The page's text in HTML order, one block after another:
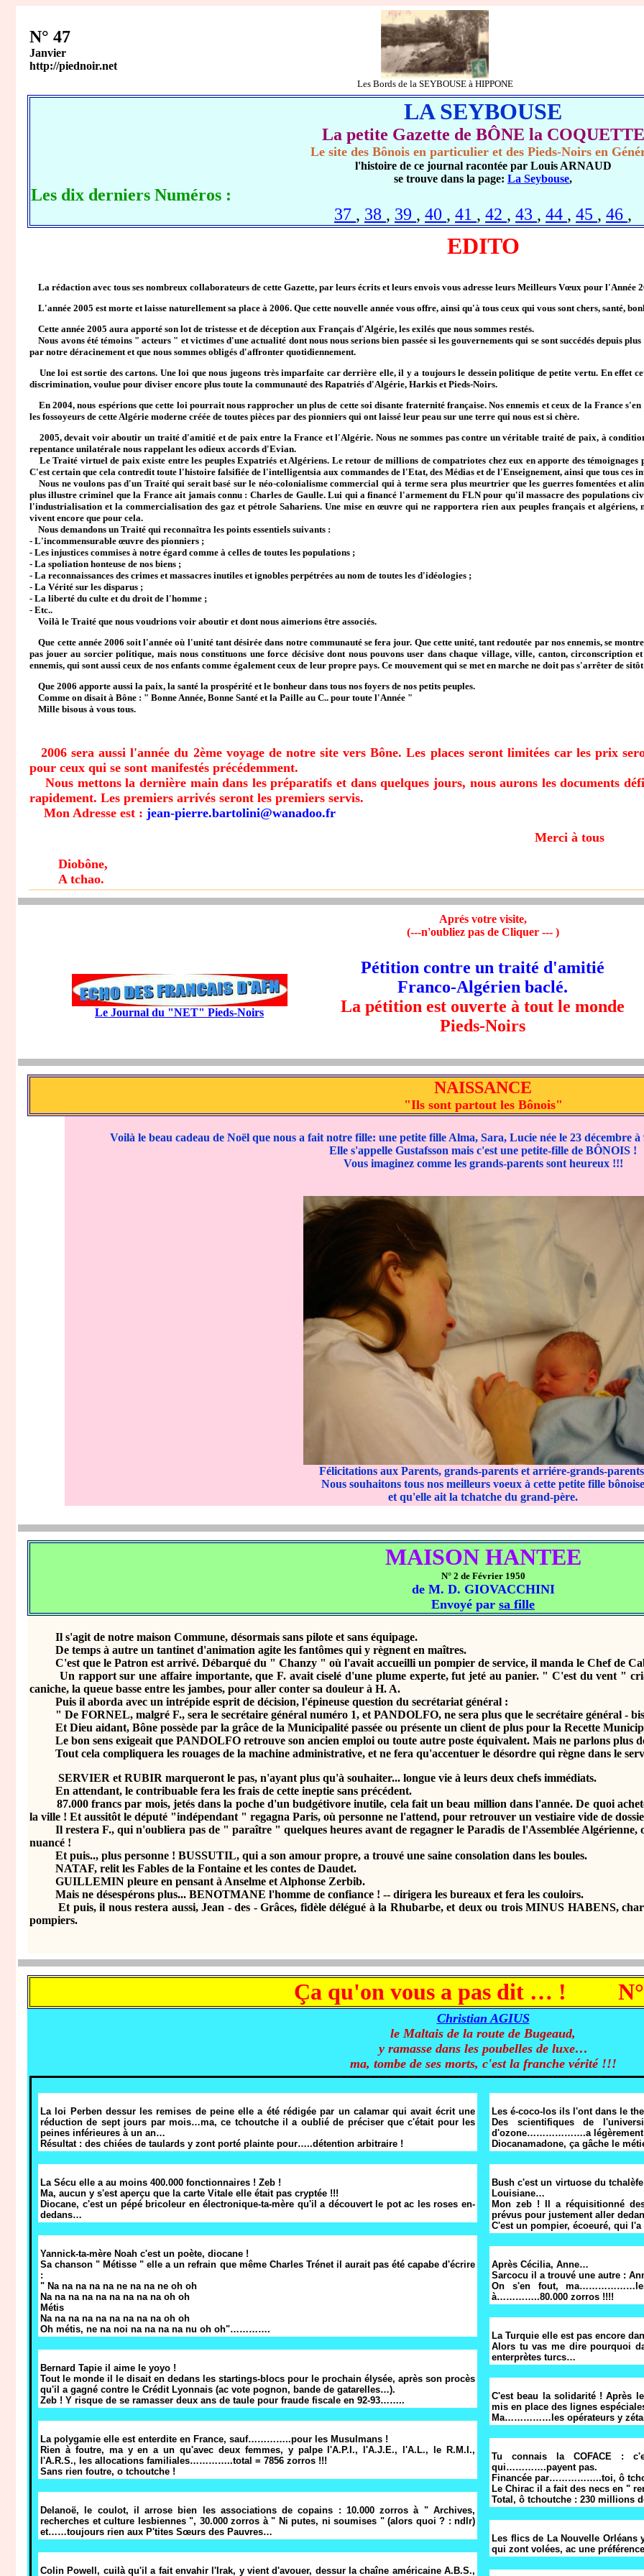
N° 47
Janvier
http://piednoir.net
Les Bords de la SEYBOUSE à HIPPONE
LA SEYBOUSE
La petite Gazette de BÔNE la COQUETTE
Le site des Bônois en particulier et des Pieds-Noirs en
l'histoire de ce journal racontée par Louis ARNAUD
se trouve dans la page: La Seybouse,
Les dix derniers Numéros :
37 , 38 , 39 , 40 , 41 , 42 , 43 , 44 , 45 , 46 ,
EDITO
La rédaction avec tous ses nombreux collaborateurs de cette Gazette, par leurs écrits et leurs envois vous adresse leurs Meilleurs Vœux pour l'Année
L'année 2005 est morte et laisse naturellement sa place à 2006. Que cette nouvelle année vous offre, ainsi qu'à tous ceux qui vous sont chers, santé,
Cette année 2005 aura apporté son lot de tristesse et de déception aux Français d'Algérie, les exilés que nous sommes restés.
Nous avons été témoins " acteurs " et victimes d'une actualité dont nous nous serions bien passée si les gouvernements qui se sont succédés depuis
par notre déracinement et que nous sommes obligés d'affronter quotidiennement.
Une loi est sortie des cartons. Une loi que nous jugeons très imparfaite car derrière elle, il y a toujours le dessein politique de petite vertu. En effet
discrimination, voulue pour diviser encore plus toute la communauté des Rapatriés d'Algérie, Harkis et Pieds-Noirs.
En 2004, nous espérions que cette loi pourrait nous rapprocher un plus de cette soi disante fraternité française. Nos ennemis et ceux de la France
les fossoyeurs de cette Algérie moderne créée de toutes pièces par des pionniers qui ont laissé leur peau sur une terre qui nous est si chère.
2005, devait voir aboutir un traité d'amitié et de paix entre la France et l'Algérie. Nous ne sommes pas contre un véritable traité de paix, à
repentance unilatérale nous rappelant les odieux accords d'Evian.
Le Traité virtuel de paix existe entre les peuples Expatriés et Algériens. Le retour de millions de compatriotes chez eux en apporte des témoignages
C'est certain que cela contredit toute l'histoire falsifiée de l'intelligentsia aux commandes de l'Etat, des Médias et de l'Enseignement, ainsi que tous ces
Nous ne voulons pas d'un Traité qui serait basé sur le néo-colonialisme commercial qui à terme sera plus meurtrier que les guerres fomentées et
plus illustre criminel que la France ait jamais connu : Charles de Gaulle. Lui qui a financé l'armement du FLN pour qu'il massacre des populations
l'industrialisation et la commercialisation des gaz et pétrole Sahariens. Une mise en œuvre qui ne rapportera rien aux peuples français et algériens,
vivent encore que pour cela.
Nous demandons un Traité qui reconnaîtra les points essentiels suivants :
- L'incommensurable œuvre des pionniers ;
- Les injustices commises à notre égard comme à celles de toutes les populations ;
- La spoliation honteuse de nos biens ;
- La reconnaissances des crimes et massacres inutiles et ignobles perpétrées au nom de toutes les d'idéologies ;
- La Vérité sur les disparus ;
- La liberté du culte et du droit de l'homme ;
- Etc..
Voilà le Traité que nous voudrions voir aboutir et dont nous aimerions être associés.
Que cette année 2006 soit l'année où l'unité tant désirée dans notre communauté se fera jour. Que cette unité, tant redoutée par nos ennemis, se
pas jouer au sorcier politique, mais nous constituons une force décisive dont nous pouvons user dans chaque village, ville, canton, circonscription
ennemis, qui sont aussi ceux de nos enfants comme également ceux de leur propre pays. Ce mouvement qui se met en marche ne doit pas s'arrêter de
Que 2006 apporte aussi la paix, la santé la prospérité et le bonheur dans tous nos foyers de nos petits peuples.
Comme on disait à Bône : " Bonne Année, Bonne Santé et la Paille au C.. pour toute l'Année "
Mille bisous à vous tous.
2006 sera aussi l'année du 2ème voyage de notre site vers Bône. Les places seront limitées car les prix
pour ceux qui se sont manifestés précédemment.
Nous mettons la dernière main dans les préparatifs et dans quelques jours, nous aurons les documents
rapidement. Les premiers arrivés seront les premiers servis.
Mon Adresse est : jean-pierre.bartolini@wanadoo.fr
Merci à
Diobône,
A tchao.
Aprés votre visite,
(---n'oubliez pas de Cliquer --- )
Le Journal du "NET" Pieds-Noirs
Pétition contre un traité d'amitié
Franco-Algérien baclé.
La pétition est ouverte à tout le monde
Pieds-Noirs
NAISSANCE
"Ils sont partout les Bônois"
Voilà le beau cadeau de Noël que nous a fait notre fille: une petite fille Alma, Sara, Lucie née le 23 décembre
Elle s'appelle Gustafsson mais c'est une petite-fille de BÔNOIS !
Vous imaginez comme les grands-parents sont heureux !!!
Félicitations aux Parents, grands-parents et arriére-grands-
Nous souhaitons tous nos meilleurs voeux à cette petite fille bônoise
et qu'elle ait la tchatche du grand-père.
MAISON HANTEE
N° 2 de Février 1950
de M. D. GIOVACCHINI
Envoyé par sa fille
Il s'agit de notre maison Commune, désormais sans pilote et sans équipage.
De temps à autre un tantinet d'animation agite les fantômes qui y règnent en maîtres.
C'est que le Patron est arrivé. Débarqué du " Chanzy " où l'avait accueilli un pompier de service, il manda le Chef de
Un rapport sur une affaire importante, que F. avait ciselé d'une plume experte, fut jeté au panier. " C'est du vent "
caniche, la queue basse entre les jambes, pour aller conter sa douleur à H. A.
Puis il aborda avec un intrépide esprit de décision, l'épineuse question du secrétariat général :
" De FORNEL, malgré F., sera le secrétaire général numéro 1, et PANDOLFO, ne sera plus que le secrétaire général -
Et Dieu aidant, Bône possède par la grâce de la Municipalité passée ou présente un client de plus pour la Recette
Le bon sens exigeait que PANDOLFO retrouve son ancien emploi ou toute autre poste équivalent. Mais ne parlons plus
Tout cela compliquera les rouages de la machine administrative, et ne fera qu'accentuer le désordre qui règne dans le
SERVIER et RUBIR marqueront le pas, n'ayant plus qu'à souhaiter... longue vie à leurs deux chefs immédiats.
En attendant, le contribuable fera les frais de cette ineptie sans précédent.
87.000 francs par mois, jetés dans la poche d'un budgétivore inutile, cela fait un beau million dans l'année. De quoi
la ville ! Et aussitôt le député "indépendant " regagna Paris, où personne ne l'attend, pour retrouver un vestiaire vide de
Il restera F., qui n'oubliera pas de " paraître " quelques heures avant de regagner le Paradis de l'Assemblée Algérienne,
nuancé !
Et puis.., plus personne ! BUSSUTIL, qui a son amour propre, a trouvé une saine consolation dans les boules.
NATAF, relit les Fables de la Fontaine et les contes de Daudet.
GUILLEMIN pleure en pensant à Anselme et Alphonse Zerbib.
Mais ne désespérons plus... BENOTMANE l'homme de confiance ! -- dirigera les bureaux et fera les couloirs.
Et puis, il nous restera aussi, Jean - des - Grâces, fidèle délégué à la Rhubarbe, et deux ou trois MINUS HABENS,
pompiers.
Ça qu'on vous a pas dit … ! N°
Christian AGIUS
le Maltais de la route de Bugeaud,
y ramasse dans les poubelles de luxe…
ma, tombe de ses morts, c'est la franche vérité !!!
La loi Perben dessur les remises de peine elle a été rédigée par un calamar qui avait écrit une
réduction de sept jours par mois…ma, ce tchoutche il a oublié de préciser que c'était pour les
peines inférieures à un an…
Résultat : des chiées de taulards y zont porté plainte pour…..détention arbitraire !
La Sécu elle a au moins 400.000 fonctionnaires ! Zeb !
Ma, aucun y s'est aperçu que la carte Vitale elle était pas cryptée !!!
Diocane, c'est un pépé bricoleur en électronique-ta-mère qu'il a découvert le pot ac les roses en-
dedans…
Yannick-ta-mère Noah c'est un poète, diocane !
Sa chanson " Métisse " elle a un refrain que même Charles Trénet il aurait pas été capabe d'écrire
:
" Na na na na na ne na na ne oh oh
Na na na na na na na na na oh oh
Métis
Na na na na na na na na na oh oh
Oh métis, ne na noi na na na na nu oh oh"………….
Bernard Tapie il aime le yoyo !
Tout le monde il le disait en dedans les startings-blocs pour le prochain élysée, après son procès
qu'il a gagné contre le Crédit Lyonnais (ac vote pognon, bande de gatarelles…).
Zeb ! Y risque de se ramasser deux ans de taule pour fraude fiscale en 92-93……..
La polygamie elle est enterdite en France, sauf…………..pour les Musulmans !
Rien à foutre, ma y en a un qu'avec deux femmes, y palpe l'A.P.I., l'A.J.E., l'A.L., le R.M.I.,
l'A.R.S., les allocations familiales…………..total = 7856 zorros !!!
Sans rien foutre, o tchoutche !
Delanoë, le coulot, il arrose bien les associations de copains : 10.000 zorros à " Archives,
recherches et culture lesbiennes ", 30.000 zorros à " Ni putes, ni soumises " (alors quoi ? : ndlr)
et……toujours rien aux P'tites Sœurs des Pauvres…
Colin Powell, cuilà qu'il a fait envahir l'Irak, y vient d'avouer, dessur la chaîne américaine A.B.S.,
Les é-coco-los ils l'ont dans le
Des scientifiques de
d'ozone……………….a légèrement
Diocanamadone, ça gâche le
Bush c'est un virtuose du
Louisiane…
Mon zeb ! Il a réquisitionné
prévus pour justement aller
C'est un pompier, écoeuré, qui
Après Cécilia, Anne…
Sarcocu il a trouvé une autre :
On s'en fout, ma………………les
à…………..80.000 zorros !!!!
La Turquie elle est pas encore
Alors tu vas me dire pourquoi
enterprètes turcs…
C'est beau la solidarité ! Après
mis en place des lignes
Ma……………les opérateurs y
Tu connais la COFACE :
qui………….payent pas.
Financée par……………..toi, ô
Le Chirac il a fait des necs en "
Total, ô tchoutche : 230 millions
Les flics de La Nouvelle Orléans
qui zont volées, ac une